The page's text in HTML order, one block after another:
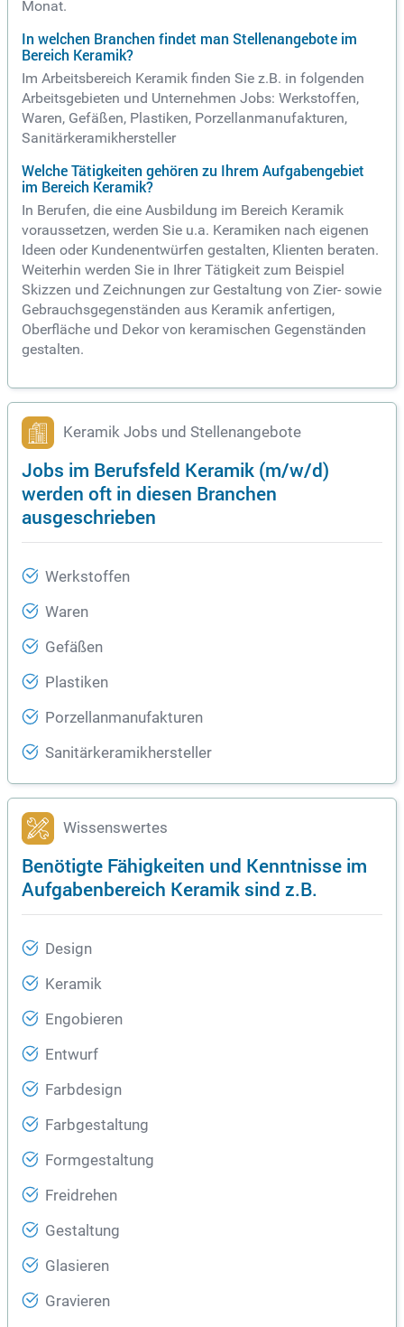
Monat.
In welchen Branchen findet man Stellenangebote im
Bereich Keramik?
Im Arbeitsbereich Keramik finden Sie z.B. in folgenden
Arbeitsgebieten und Unternehmen Jobs: Werkstoffen,
Waren, Gefäßen, Plastiken, Porzellanmanufakturen,
Sanitärkeramikhersteller
Welche Tätigkeiten gehören zu Ihrem Aufgabengebiet
im Bereich Keramik?
In Berufen, die eine Ausbildung im Bereich Keramik
voraussetzen, werden Sie u.a. Keramiken nach eigenen
Ideen oder Kundenentwürfen gestalten, Klienten beraten.
Weiterhin werden Sie in Ihrer Tätigkeit zum Beispiel
Skizzen und Zeichnungen zur Gestaltung von Zier- sowie
Gebrauchsgegenständen aus Keramik anfertigen,
Oberfläche und Dekor von keramischen Gegenständen
gestalten.
Keramik Jobs und Stellenangebote
Jobs im Berufsfeld Keramik (m/w/d)
werden oft in diesen Branchen
ausgeschrieben
Werkstoffen
Waren
Gefäßen
Plastiken
Porzellanmanufakturen
Sanitärkeramikhersteller
Wissenswertes
Benötigte Fähigkeiten und Kenntnisse im
Aufgabenbereich Keramik sind z.B.
Design
Keramik
Engobieren
Entwurf
Farbdesign
Farbgestaltung
Formgestaltung
Freidrehen
Gestaltung
Glasieren
Gravieren